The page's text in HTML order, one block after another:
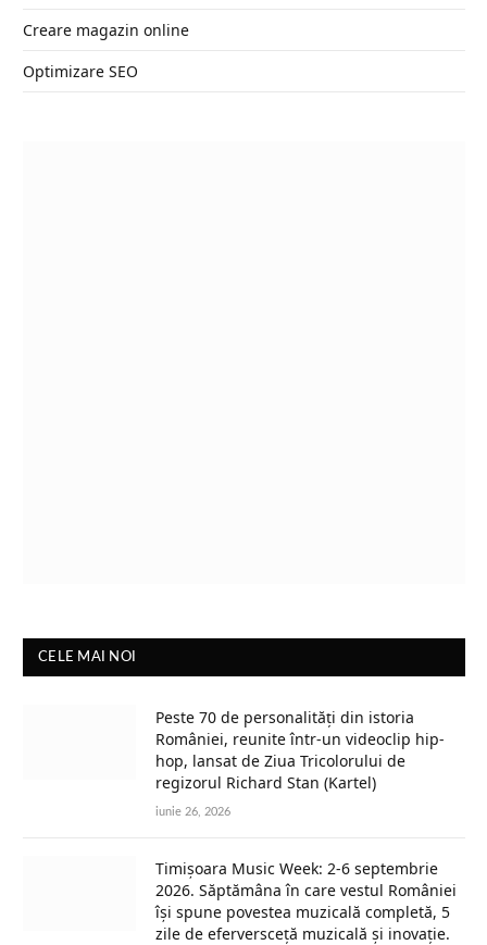
Creare magazin online
Optimizare SEO
CELE MAI NOI
Peste 70 de personalități din istoria
României, reunite într-un videoclip hip-
hop, lansat de Ziua Tricolorului de
regizorul Richard Stan (Kartel)
iunie 26, 2026
Timișoara Music Week: 2-6 septembrie
2026. Săptămâna în care vestul României
își spune povestea muzicală completă, 5
zile de eferversceță muzicală și inovație.